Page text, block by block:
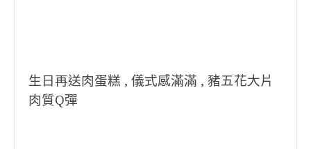
生日再送肉蛋糕 , 儀式感滿滿 , 豬五花大片
肉質Q彈